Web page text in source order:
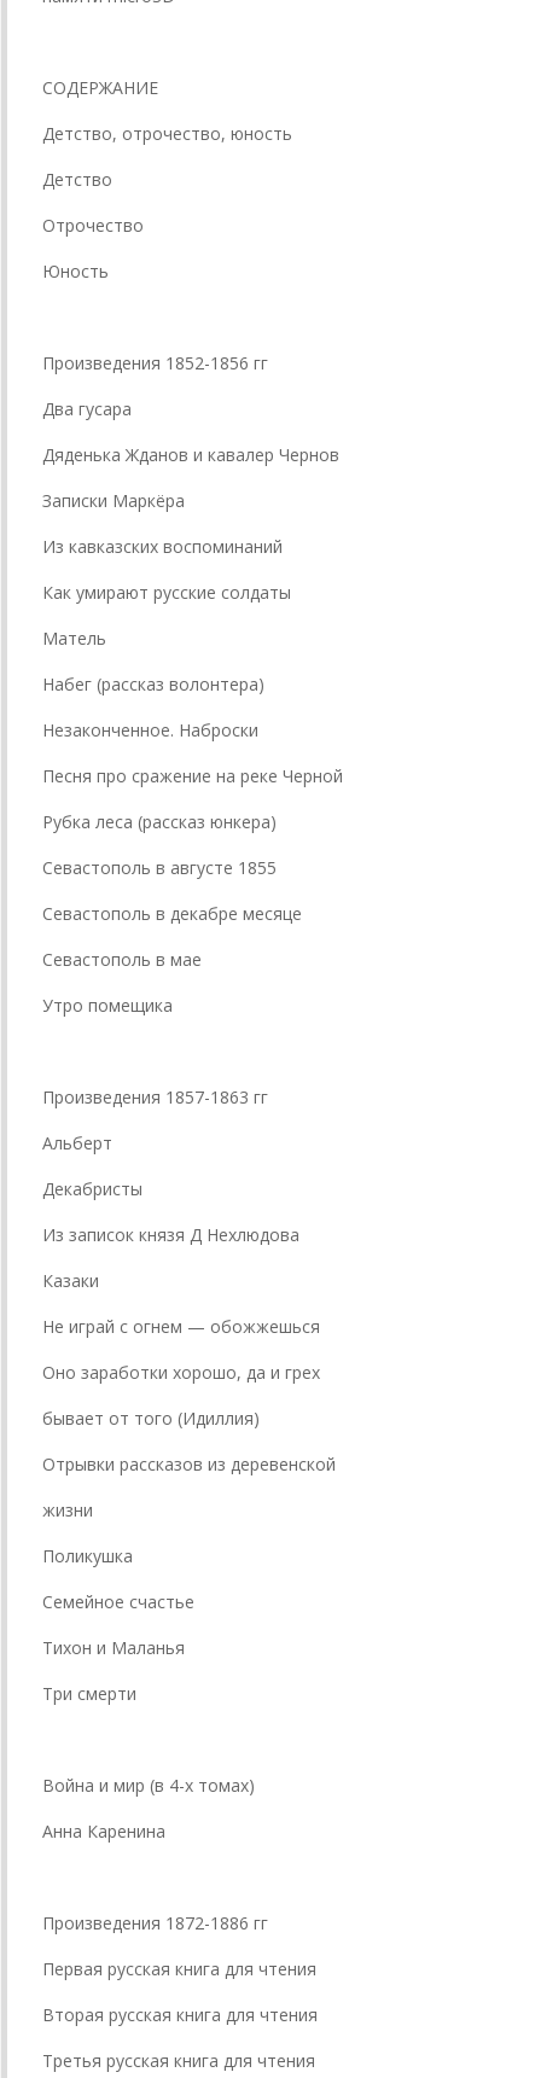
СОДЕРЖАНИЕ
Детство, отрочество, юность
Детство
Отрочество
Юность
Произведения 1852-1856 гг
Два гусара
Дяденька Жданов и кавалер Чернов
Записки Маркёра
Из кавказских воспоминаний
Как умирают русские солдаты
Матель
Набег (рассказ волонтера)
Незаконченное. Наброски
Песня про сражение на реке Черной
Рубка леса (рассказ юнкера)
Севастополь в августе 1855
Севастополь в декабре месяце
Севастополь в мае
Утро помещика
Произведения 1857-1863 гг
Альберт
Декабристы
Из записок князя Д Нехлюдова
Казаки
Не играй с огнем — обожжешься
Оно заработки хорошо, да и грех
бывает от того (Идиллия)
Отрывки рассказов из деревенской
жизни
Поликушка
Семейное счастье
Тихон и Маланья
Три смерти
Война и мир (в 4-х томах)
Анна Каренина
Произведения 1872-1886 гг
Первая русская книга для чтения
Вторая русская книга для чтения
Третья русская книга для чтения